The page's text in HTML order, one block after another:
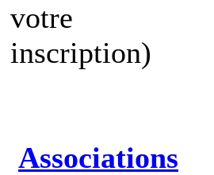
votre
inscription)
Associations